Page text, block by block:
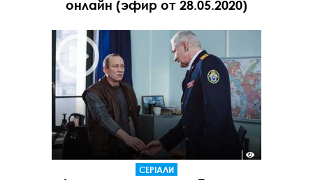
онлайн (эфир от 28.05.2020)
СЕРІАЛИ